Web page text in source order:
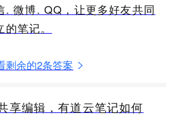
. 微博. QQ，让更多好友共同
笔记。
剩余的2条答案
享编辑，有道云笔记如何